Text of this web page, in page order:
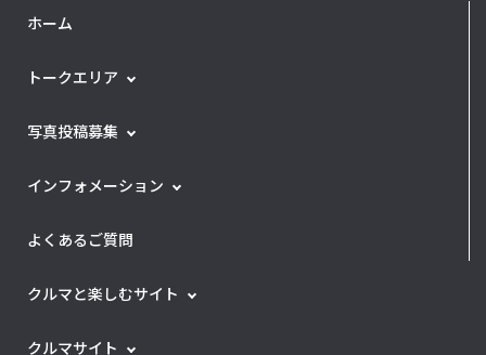
ホーム
トークエリア
写真投稿募集
インフォメーション
よくあるご質問
クルマと楽しむサイト
クルマサイト